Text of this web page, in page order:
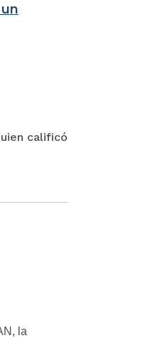
calificó
la